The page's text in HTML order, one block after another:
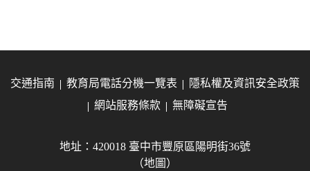
交通指南 教育局電話分機一覽表
隱私權及資訊安全政策
網站服務條款
無障礙宣告
地址：420018 臺中市豐原區陽明街36號
（地圖）